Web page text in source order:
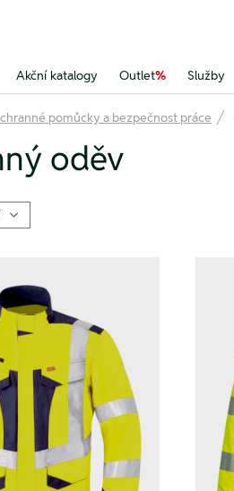
Akční katalogy Outlet% Služby
pomůcky a bezpečnost práce
oděv